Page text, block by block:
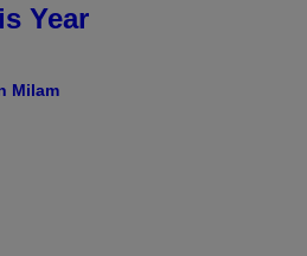
Year
Milam